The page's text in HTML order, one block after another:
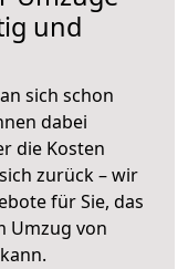
und
sich schon
dabei
die Kosten
zurück – wir
für Sie, das
Umzug von